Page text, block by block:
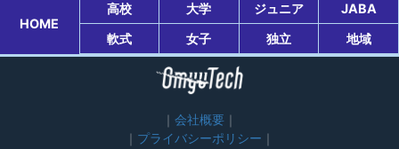
HOME
高校 大学 ジュニア
JABA
軟式
女子 独立 地域
会社概要
プライバシーポリシー